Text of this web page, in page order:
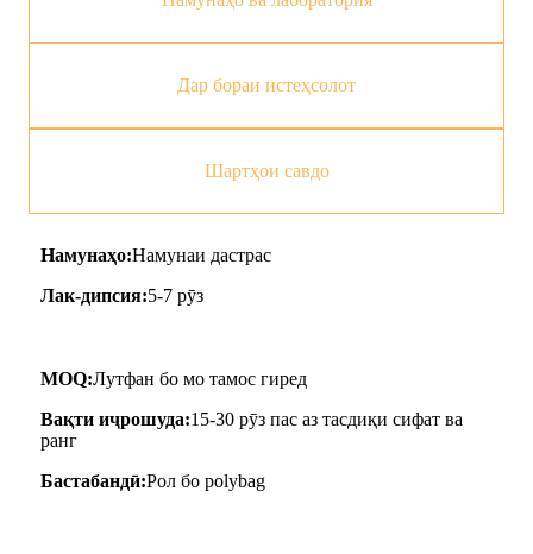
Дар бораи истеҳсолот
Шартҳои савдо
Намунаҳо:Намунаи дастрас
Лак-дипсия:5-7 рӯз
MOQ:Лутфан бо мо тамос гиред
Вақти иҷрошуда:15-30 рӯз пас аз тасдиқи сифат ва
ранг
Бастабандӣ:Рол бо polybag